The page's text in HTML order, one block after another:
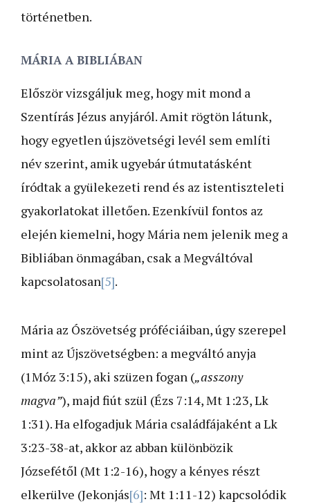
történetben.
MÁRIA A BIBLIÁBAN
Először vizsgáljuk meg, hogy mit mond a
Szentírás Jézus anyjáról. Amit rögtön látunk,
hogy egyetlen újszövetségi levél sem említi
név szerint, amik ugyebár útmutatásként
íródtak a gyülekezeti rend és az istentiszteleti
gyakorlatokat illetően. Ezenkívül fontos az
elején kiemelni, hogy Mária nem jelenik meg a
Bibliában önmagában, csak a Megváltóval
kapcsolatosan[5].
Mária az Ószövetség próféciáiban, úgy szerepel
mint az Újszövetségben: a megváltó anyja
(1Móz 3:15), aki szüzen fogan („asszony
magva”), majd fiút szül (Ézs 7:14, Mt 1:23, Lk
1:31). Ha elfogadjuk Mária családfájaként a Lk
3:23-38-at, akkor az abban különbözik
Józsefétől (Mt 1:2-16), hogy a kényes részt
elkerülve (Jekonjás[6]: Mt 1:11-12) kapcsolódik